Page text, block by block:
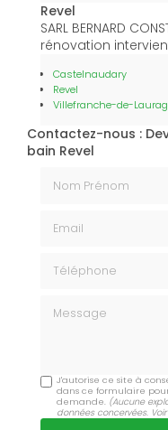
Revel
SARL BERNARD
rénovation
Castelnaudary
Revel
Villefranche-de-
Contactez-nous :
bain Revel
J'autorise ce site à
dans ce formulaire
demande. (Aucune
données concervées.